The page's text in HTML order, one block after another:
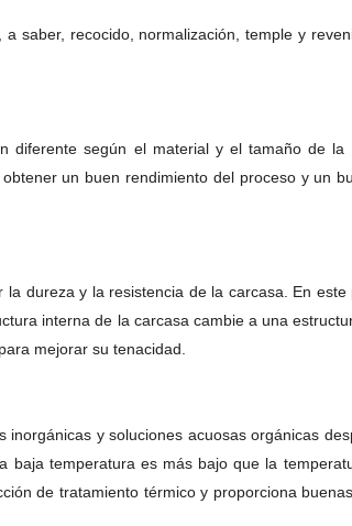
saber, recocido, normalización, temple y
diferente según el material y el tamaño de
un buen rendimiento del proceso y un
dureza y la resistencia de la carcasa. En
interna de la carcasa cambie a una
mejorar su tenacidad.
y soluciones acuosas orgánicas
temperatura es más bajo que la
de tratamiento térmico y proporciona